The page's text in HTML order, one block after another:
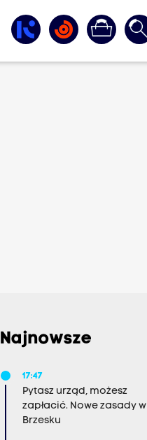
Najnowsze
17:47
Pytasz urząd, możesz
zapłacić. Nowe zasady w
Brzesku